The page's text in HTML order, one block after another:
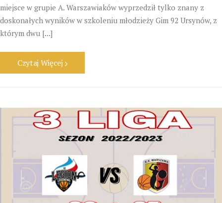
miejsce w grupie A. Warszawiaków wyprzedził tylko znany z
doskonałych wyników w szkoleniu młodzieży Gim 92 Ursynów, z
którym dwu [...]
Czytaj Więcej